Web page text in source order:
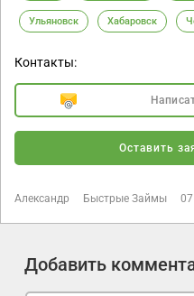
Ульяновск Хабаровск
Контакты:
Оставить
Александр Быстрые Займы
Добавить